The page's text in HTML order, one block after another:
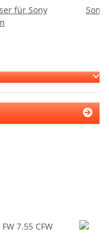
für Sony
Sony